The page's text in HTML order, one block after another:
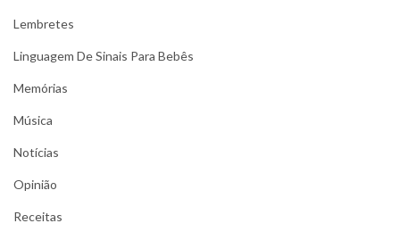
Lembretes
Linguagem De Sinais Para Bebês
Memórias
Música
Notícias
Opinião
Receitas